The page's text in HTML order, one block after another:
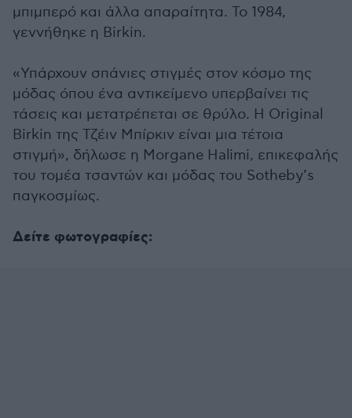
μπιμπερό και άλλα απαραίτητα. Το 1984,
γεννήθηκε η Birkin.
«Υπάρχουν σπάνιες στιγμές στον κόσμο της
μόδας όπου ένα αντικείμενο υπερβαίνει τις
τάσεις και μετατρέπεται σε θρύλο. Η Original
Birkin της Τζέιν Μπίρκιν είναι μια τέτοια
στιγμή», δήλωσε η Morgane Halimi, επικεφαλής
του τομέα τσαντών και μόδας του Sotheby’s
παγκοσμίως.
Δείτε φωτογραφίες: